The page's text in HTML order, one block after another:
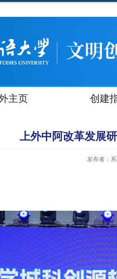
外主页 创建
上外中阿改革发展
发布者：